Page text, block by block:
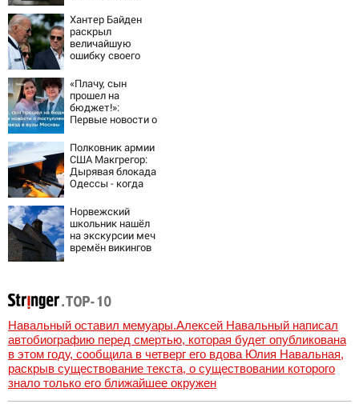
четыре человека
Хантер Байден
раскрыл
величайшую
ошибку своего
бездействие
против Трампа
«Плачу, сын
прошел на
бюджет!»:
Первые новости о
детей звезд в
вузы Москвы
Полковник армии
США Макгрегор:
Дырявая блокада
Одессы - когда
командовании
ВМФ России за
это полетят
головы?
Норвежский
школьник нашёл
на экскурсии меч
времён викингов
Навальный оставил мемуары.Алексей Навальный написал
автобиографию перед смертью, которая будет опубликована
в этом году, сообщила в четверг его вдова Юлия Навальная,
раскрыв существование текста, о существовании которого
знало только его ближайшее окружен